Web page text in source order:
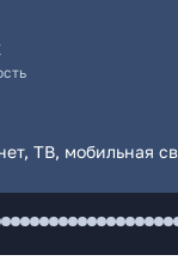
ТВ, мобильная